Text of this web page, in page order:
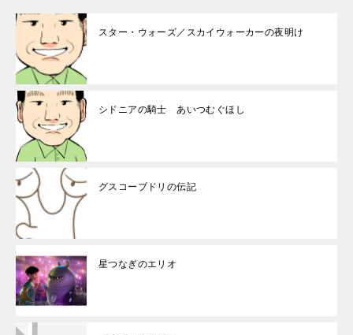
スター・ウォーズ／スカイウォーカーの夜明け
シドニアの騎士 あいつむぐほし
グスコーブドリの伝記
星つなぎのエリオ